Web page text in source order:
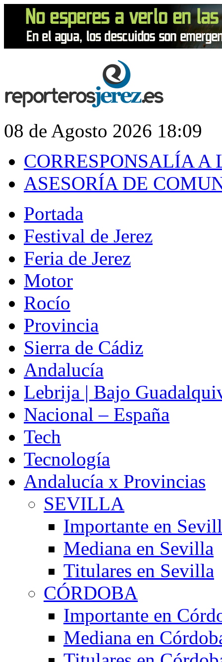
08 de Agosto 2026 18:09
CORRESPONSALÍA A
ASESORÍA DE
Portada
Festival de Jerez
Feria de Jerez
Motor
Rocío
Provincia
Sierra de Cádiz
Andalucía
Lebrija | Bajo
Nacional – España
Tech
Tecnología
Andalucía x Provincias
SEVILLA
Importante en
Mediana en Sevilla
Titulares en Sevilla
CÓRDOBA
Importante en
Mediana en